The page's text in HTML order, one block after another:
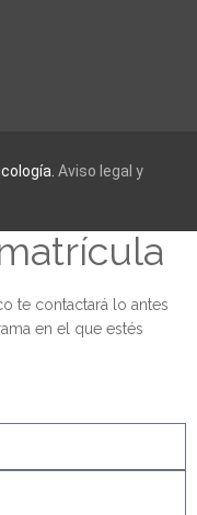
Aviso legal y
te contactará lo antes
en el que estés